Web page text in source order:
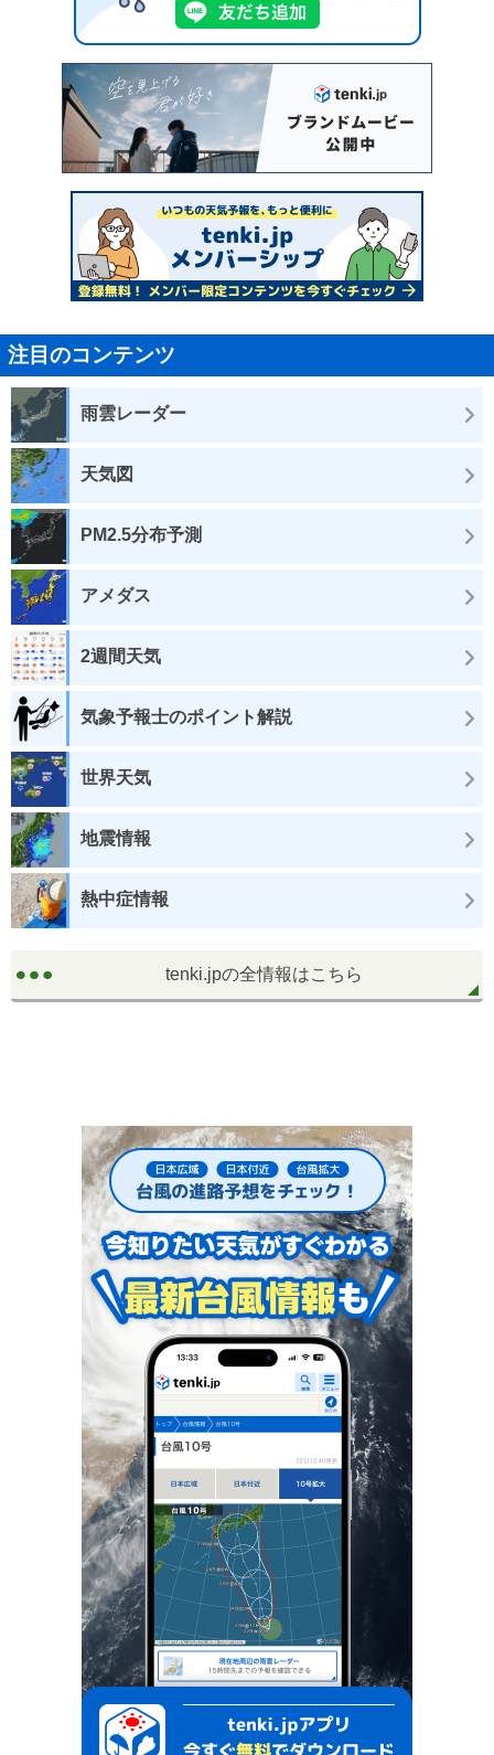
注目のコンテンツ
雨雲レーダー
天気図
PM2.5分布予測
アメダス
2週間天気
気象予報士のポイント解説
世界天気
地震情報
熱中症情報
tenki.jpの全情報はこちら